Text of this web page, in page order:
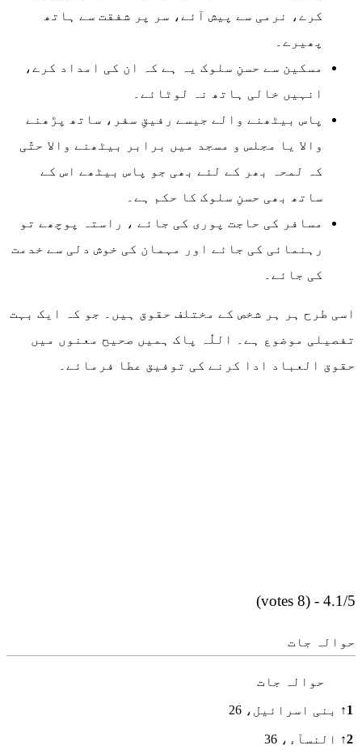
کرے، نرمی سے پیش آئے، سر پر شفقت سے ہاتھ
پھیرے۔
مسکین سے حسنِ سلوک یہ ہے کہ ان کی امداد کرے،
انہیں خالی ہاتھ نہ لوٹائے۔
پاس بیٹھنے والے جیسے رفیقِ سفر، ساتھ پڑھنے
والا یا مجلس و مسجد میں برابر بیٹھنے والا حتّٰی
کہ لمحہ بھر کے لئے بھی جو پاس بیٹھے اس کے
ساتھ بھی حسنِ سلوک کا حکم ہے۔
مسافر کی حاجت پوری کی جائے ، راستہ پوچھے تو
رہنمائی کی جائے اور مہمان کی خوش دلی سے خدمت
کی جائے۔
اسی طرح ہر ہر شخص کے مختلف حقوق ہیں۔ جو کہ ایک بہت
تفصیلی موضوع ہے۔ اللّٰہ پاک ہمیں صحیح معنوں میں
حقوق العباد ادا کرنے کی توفیق عطا فرمائے۔
4.1/5 - (8 votes)
حوالہ جات
حوالہ جات
1
↑ بنی اسرائیل، 26
2
↑ النسآء، 36